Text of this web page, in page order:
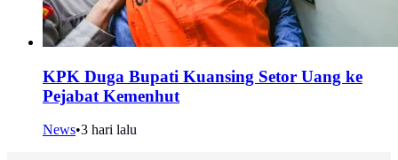
KPK Duga Bupati Kuansing Setor Uang ke
Pejabat Kemenhut
News•3 hari lalu